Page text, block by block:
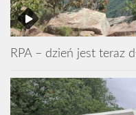
RPA – dzień jest teraz